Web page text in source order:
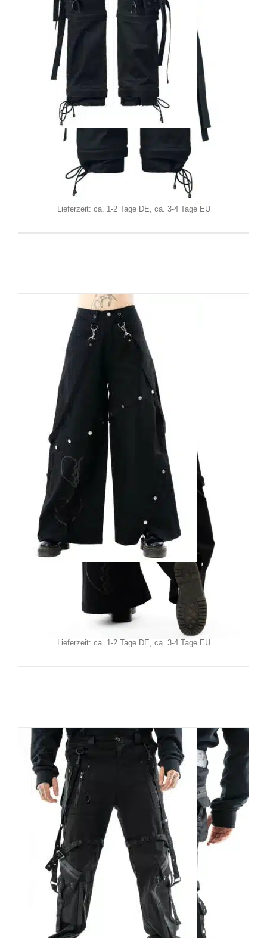
Black Soul Hose Punk Rock
129,90
Lieferzeit: ca. 1-2 Tage DE, ca. 3-4 Tage EU
Heartless Hose Broken Hearts
Inkl. MwSt.
zzgl.Versand
Lieferzeit: ca. 1-2 Tage DE, ca. 3-4 Tage EU